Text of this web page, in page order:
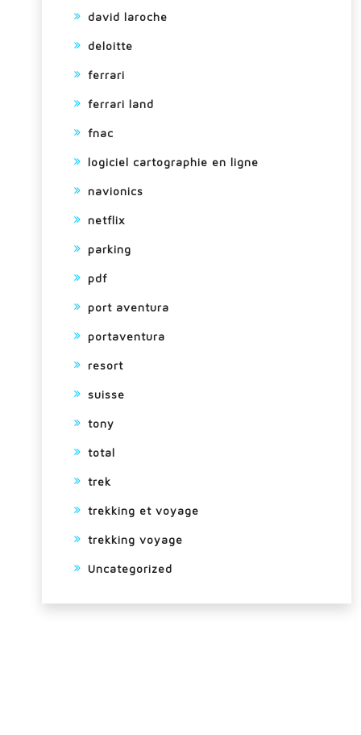
david laroche
deloitte
ferrari
ferrari land
fnac
logiciel cartographie en ligne
navionics
netflix
parking
pdf
port aventura
portaventura
resort
suisse
tony
total
trek
trekking et voyage
trekking voyage
Uncategorized